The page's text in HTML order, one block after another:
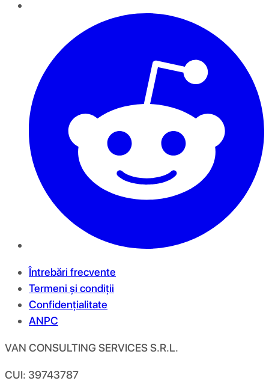
Întrebări frecvente
Termeni și condiții
Confidențialitate
ANPC
VAN CONSULTING SERVICES S.R.L.
CUI: 39743787